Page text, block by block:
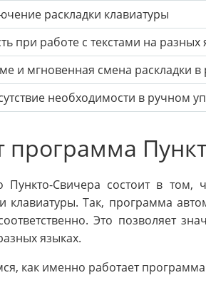
раскладки клавиатуры
при работе с текстами на разных
и мгновенная смена раскладки
необходимости в ручном
программа
Свичера состоит в том,
клавиатуры. Так, программа
Это позволяет
языках.
как именно работает